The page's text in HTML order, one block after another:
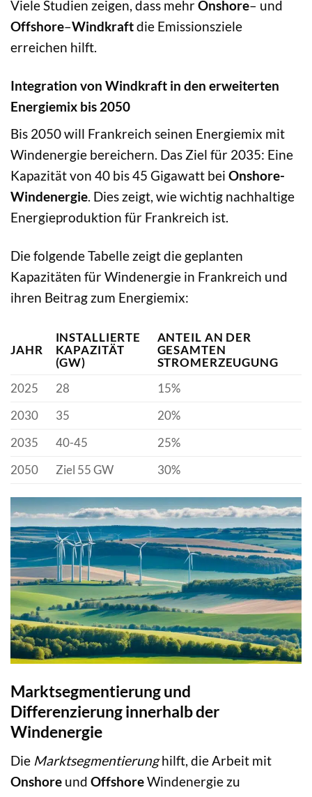
Viele Studien zeigen, dass mehrOnshore– und
Offshore–Windkraftdie Emissionsziele
erreichen hilft.
Integration von Windkraft in den erweiterten
Energiemix bis 2050
Bis 2050 will Frankreich seinen Energiemix mit
Windenergie bereichern. Das Ziel für 2035: Eine
Kapazität von 40 bis 45 Gigawatt bei Onshore-
Windenergie. Dies zeigt, wie wichtig nachhaltige
Energieproduktion für Frankreich ist.
Die folgende Tabelle zeigt die geplanten
Kapazitäten für Windenergie in Frankreich und
ihren Beitrag zum Energiemix:
JAHR
INSTALLIERTE
KAPAZITÄT
(GW)
ANTEIL AN DER
GESAMTEN
STROMERZEUGUNG
2025
28
15%
2030
35
20%
2035
40-45
25%
2050
Ziel 55 GW 30%
Marktsegmentierung und
Differenzierung innerhalb der
Windenergie
Die Marktsegmentierunghilft, die Arbeit mit
Onshore und OffshoreWindenergie zu